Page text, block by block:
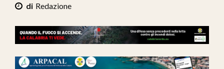
Redazione